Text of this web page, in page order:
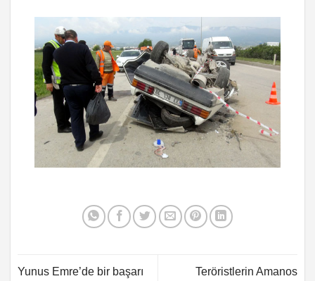
Yunus Emre’de bir başarı
Teröristlerin Amanos